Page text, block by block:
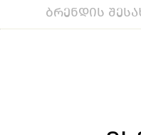
ბრენდის